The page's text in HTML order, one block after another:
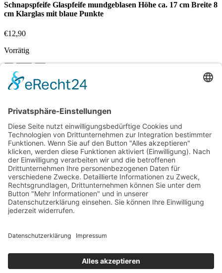
Schnapspfeife Glaspfeife mundgeblasen Höhe ca. 17 cm Breite 8
cm Klarglas mit blaue Punkte
€12,90
Vorrätig
In den Warenkorb
Vergleichen
Beginnen Sie mit der Eingabe, um die gewünschten Beiträge
anzuzeigen.
Kostenloser Versand ab 75,- €
Handgefertigt in Europa